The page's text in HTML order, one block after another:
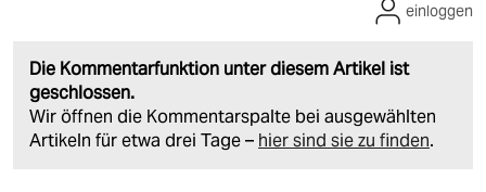
Die Kommentarfunktion unter diesem Artikel ist
geschlossen.
Wir öffnen die Kommentarspalte bei ausgewählten
Artikeln für etwa drei Tage – hier sind sie zu finden.
einloggen